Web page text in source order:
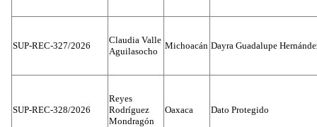
SUP-REC-327/2026
Claudia Valle
Aguilasocho
Michoacán Dayra Guadalupe
SUP-REC-328/2026
Reyes
Rodríguez
Mondragón
Oaxaca Dato Protegido